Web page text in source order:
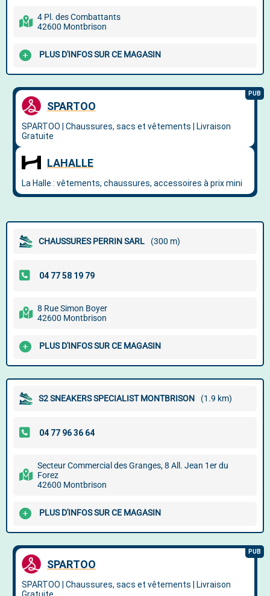
4 Pl. des Combattants
42600 Montbrison
PLUS D'INFOS SUR CE MAGASIN
CHAUSSURES PERRIN SARL (300 m)
8 Rue Simon Boyer
42600 Montbrison
PLUS D'INFOS SUR CE MAGASIN
S2 SNEAKERS SPECIALIST MONTBRISON (1.9 km)
Secteur Commercial des Granges, 8 All. Jean 1er du
Forez
42600 Montbrison
PLUS D'INFOS SUR CE MAGASIN